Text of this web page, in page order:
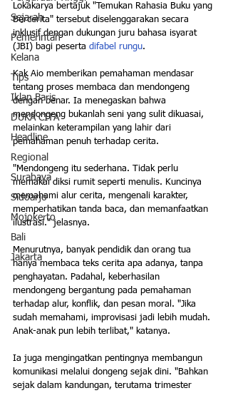
Sejarah
Pemerintah
Kelana
Tips
Iklan Baris
DUKA CITA
Headline
Regional
Surabaya
Sidoarjo
Mojokerto
Bali
Jakarta
Lokakarya bertajuk "Temukan Rahasia Buku yang
Bercerita" tersebut diselenggarakan secara
inklusif dengan dukungan juru bahasa isyarat
(JBI) bagi peserta difabel rungu.
Kak Aio memberikan pemahaman mendasar
tentang proses membaca dan mendongeng
dengan benar. Ia menegaskan bahwa
mendongeng bukanlah seni yang sulit dikuasai,
melainkan keterampilan yang lahir dari
pemahaman penuh terhadap cerita.
"Mendongeng itu sederhana. Tidak perlu
memakai diksi rumit seperti menulis. Kuncinya
memahami alur cerita, mengenali karakter,
memperhatikan tanda baca, dan memanfaatkan
ilustrasi." jelasnya.
Menurutnya, banyak pendidik dan orang tua
hanya membaca teks cerita apa adanya, tanpa
penghayatan. Padahal, keberhasilan
mendongeng bergantung pada pemahaman
terhadap alur, konflik, dan pesan moral. "Jika
sudah memahami, improvisasi jadi lebih mudah.
Anak-anak pun lebih terlibat," katanya.
Ia juga mengingatkan pentingnya membangun
komunikasi melalui dongeng sejak dini. "Bahkan
sejak dalam kandungan, terutama trimester